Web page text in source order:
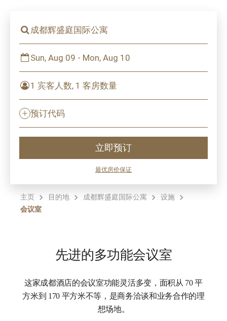
成都辉盛庭国际公寓
Sun, Aug 09 - Mon, Aug 10
1 宾客人数, 1 客房数量
预订代码
立即预订
最优房价保证
主页 目的地 成都辉盛庭国际公寓
设施
会议室
先进的多功能会议室
这家成都酒店的会议室功能灵活多变，面积从 70 平
方米到 170 平方米不等，是商务洽谈和业务合作的理
想场地。